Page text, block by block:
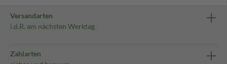
Versandarten
i.d.R. am nächsten Werktag
Zahlarten